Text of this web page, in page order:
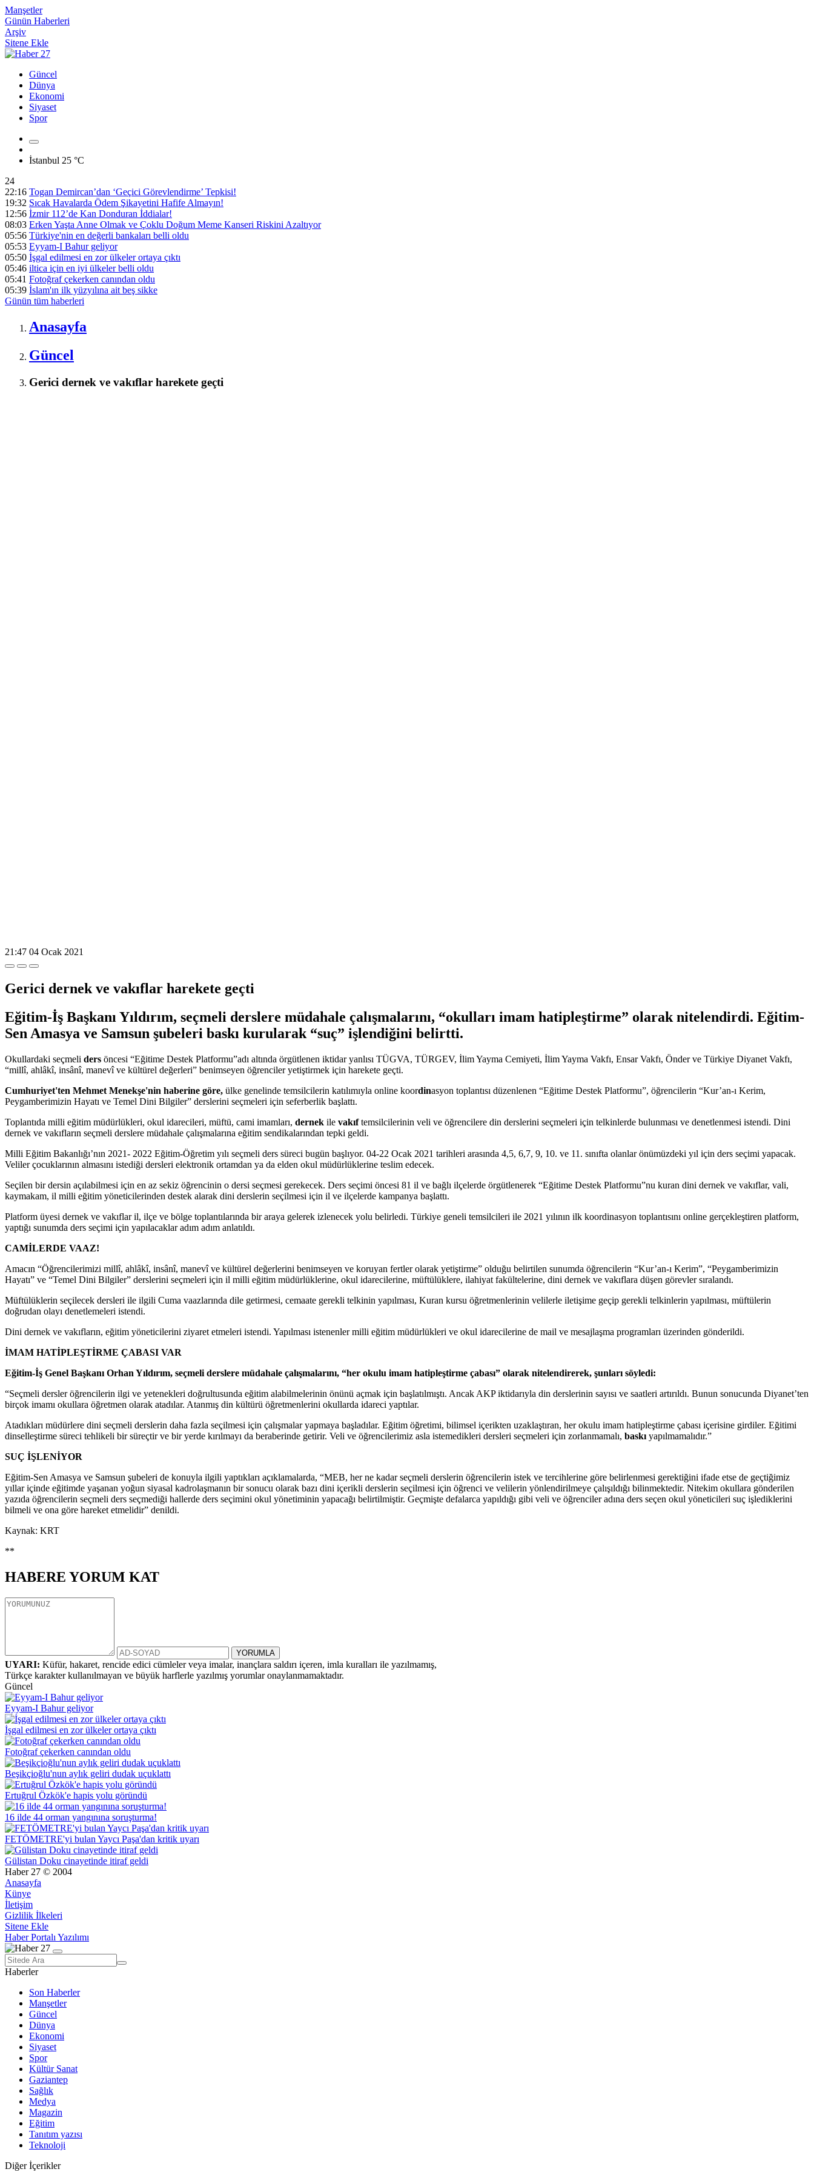
Manşetler
Günün Haberleri
Arşiv
Sitene Ekle
Güncel
Dünya
Ekonomi
Siyaset
Spor
İstanbul 25 °C
24
22:16 Togan Demircan’dan ‘Geçici Görevlendirme’ Tepkisi!
19:32 Sıcak Havalarda Ödem Şikayetini Hafife Almayın!
12:56 İzmir 112’de Kan Donduran İddialar!
08:03 Erken Yaşta Anne Olmak ve Çoklu Doğum Meme Kanseri Riskini Azaltıyor
05:56 Türkiye'nin en değerli bankaları belli oldu
05:53 Eyyam-I Bahur geliyor
05:50 İşgal edilmesi en zor ülkeler ortaya çıktı
05:46 iltica için en iyi ülkeler belli oldu
05:41 Fotoğraf çekerken canından oldu
05:39 İslam'ın ilk yüzyılına ait beş sikke
Günün tüm haberleri
Anasayfa
Güncel
Gerici dernek ve vakıflar harekete geçti
21:47 04 Ocak 2021
Gerici dernek ve vakıflar harekete geçti
Eğitim-İş Başkanı Yıldırım, seçmeli derslere müdahale çalışmalarını, “okulları imam hatipleştirme” olarak nitelendirdi. Eğitim-
Sen Amasya ve Samsun şubeleri baskı kurularak “suç” işlendiğini belirtti.
Okullardaki seçmeli ders öncesi “Eğitime Destek Platformu”adı altında örgütlenen iktidar yanlısı TÜGVA, TÜRGEV, İlim Yayma Cemiyeti, İlim Yayma Vakfı, Ensar Vakfı, Önder ve Türkiye Diyanet Vakfı,
“millî, ahlâkî, insânî, manevî ve kültürel değerleri” benimseyen öğrenciler yetiştirmek için harekete geçti.
Cumhuriyet'ten Mehmet Menekşe'nin haberine göre, ülke genelinde temsilcilerin katılımıyla online koordinasyon toplantısı düzenlenen “Eğitime Destek Platformu”, öğrencilerin “Kur’an-ı Kerim,
Peygamberimizin Hayatı ve Temel Dini Bilgiler” derslerini seçmeleri için seferberlik başlattı.
Toplantıda milli eğitim müdürlükleri, okul idarecileri, müftü, cami imamları, dernek ile vakıftemsilcilerinin veli ve öğrencilere din derslerini seçmeleri için telkinlerde bulunması ve denetlenmesi istendi. Dini
dernek ve vakıfların seçmeli derslere müdahale çalışmalarına eğitim sendikalarından tepki geldi.
Milli Eğitim Bakanlığı’nın 2021- 2022 Eğitim-Öğretim yılı seçmeli ders süreci bugün başlıyor. 04-22 Ocak 2021 tarihleri arasında 4,5, 6,7, 9, 10. ve 11. sınıfta olanlar önümüzdeki yıl için ders seçimi yapacak.
Veliler çocuklarının almasını istediği dersleri elektronik ortamdan ya da elden okul müdürlüklerine teslim edecek.
Seçilen bir dersin açılabilmesi için en az sekiz öğrencinin o dersi seçmesi gerekecek. Ders seçimi öncesi 81 il ve bağlı ilçelerde örgütlenerek “Eğitime Destek Platformu”nu kuran dini dernek ve vakıflar, vali,
kaymakam, il milli eğitim yöneticilerinden destek alarak dini derslerin seçilmesi için il ve ilçelerde kampanya başlattı.
Platform üyesi dernek ve vakıflar il, ilçe ve bölge toplantılarında bir araya gelerek izlenecek yolu belirledi. Türkiye geneli temsilcileri ile 2021 yılının ilk koordinasyon toplantısını online gerçekleştiren platform,
yaptığı sunumda ders seçimi için yapılacaklar adım adım anlatıldı.
CAMİLERDE VAAZ!
Amacın “Öğrencilerimizi millî, ahlâkî, insânî, manevî ve kültürel değerlerini benimseyen ve koruyan fertler olarak yetiştirme” olduğu belirtilen sunumda öğrencilerin “Kur’an-ı Kerim”, “Peygamberimizin
Hayatı” ve “Temel Dini Bilgiler” derslerini seçmeleri için il milli eğitim müdürlüklerine, okul idarecilerine, müftülüklere, ilahiyat fakültelerine, dini dernek ve vakıflara düşen görevler sıralandı.
Müftülüklerin seçilecek dersleri ile ilgili Cuma vaazlarında dile getirmesi, cemaate gerekli telkinin yapılması, Kuran kursu öğretmenlerinin velilerle iletişime geçip gerekli telkinlerin yapılması, müftülerin
doğrudan olayı denetlemeleri istendi.
Dini dernek ve vakıfların, eğitim yöneticilerini ziyaret etmeleri istendi. Yapılması istenenler milli eğitim müdürlükleri ve okul idarecilerine de mail ve mesajlaşma programları üzerinden gönderildi.
İMAM HATİPLEŞTİRME ÇABASI VAR
Eğitim-İş Genel Başkanı Orhan Yıldırım, seçmeli derslere müdahale çalışmalarını, “her okulu imam hatipleştirme çabası” olarak nitelendirerek, şunları söyledi:
“Seçmeli dersler öğrencilerin ilgi ve yetenekleri doğrultusunda eğitim alabilmelerinin önünü açmak için başlatılmıştı. Ancak AKP iktidarıyla din derslerinin sayısı ve saatleri artırıldı. Bunun sonucunda Diyanet’ten
birçok imamı okullara öğretmen olarak atadılar. Atanmış din kültürü öğretmenlerini okullarda idareci yaptılar.
Atadıkları müdürlere dini seçmeli derslerin daha fazla seçilmesi için çalışmalar yapmaya başladılar. Eğitim öğretimi, bilimsel içerikten uzaklaştıran, her okulu imam hatipleştirme çabası içerisine girdiler. Eğitimi
dinselleştirme süreci tehlikeli bir süreçtir ve bir yerde kırılmayı da beraberinde getirir. Veli ve öğrencilerimiz asla istemedikleri dersleri seçmeleri için zorlanmamalı, baskı yapılmamalıdır.”
SUÇ İŞLENİYOR
Eğitim-Sen Amasya ve Samsun şubeleri de konuyla ilgili yaptıkları açıklamalarda, “MEB, her ne kadar seçmeli derslerin öğrencilerin istek ve tercihlerine göre belirlenmesi gerektiğini ifade etse de geçtiğimiz
yıllar içinde eğitimde yaşanan yoğun siyasal kadrolaşmanın bir sonucu olarak bazı dini içerikli derslerin seçilmesi için öğrenci ve velilerin yönlendirilmeye çalışıldığı bilinmektedir. Nitekim okullara gönderilen
yazıda öğrencilerin seçmeli ders seçmediği hallerde ders seçimini okul yönetiminin yapacağı belirtilmiştir. Geçmişte defalarca yapıldığı gibi veli ve öğrenciler adına ders seçen okul yöneticileri suç işlediklerini
bilmeli ve ona göre hareket etmelidir” denildi.
Kaynak: KRT
**
HABERE YORUM KAT
UYARI: Küfür, hakaret, rencide edici cümleler veya imalar, inançlara saldırı içeren, imla kuralları ile yazılmamış,
Türkçe karakter kullanılmayan ve büyük harflerle yazılmış yorumlar onaylanmamaktadır.
Güncel
Eyyam-I Bahur geliyor
İşgal edilmesi en zor ülkeler ortaya çıktı
Fotoğraf çekerken canından oldu
Beşikçioğlu'nun aylık geliri dudak uçuklattı
Ertuğrul Özkök'e hapis yolu göründü
16 ilde 44 orman yangınına soruşturma!
FETÖMETRE'yi bulan Yaycı Paşa'dan kritik uyarı
Gülistan Doku cinayetinde itiraf geldi
Haber 27 © 2004
Anasayfa
Künye
İletişim
Gizlilik İlkeleri
Sitene Ekle
Haber Portalı Yazılımı
Haberler
Son Haberler
Manşetler
Güncel
Dünya
Ekonomi
Siyaset
Spor
Kültür Sanat
Gaziantep
Sağlık
Medya
Magazin
Eğitim
Tanıtım yazısı
Teknoloji
Diğer İçerikler